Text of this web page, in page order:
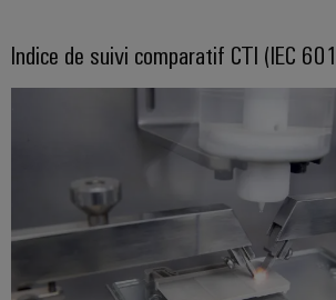
produits
pratique
votre
pour la
Indice de suivi comparatif CTI (IEC